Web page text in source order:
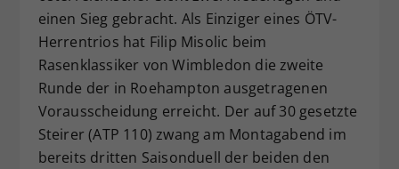
einen Sieg gebracht. Als Einziger eines ÖTV-
Herrentrios hat Filip Misolic beim
Rasenklassiker von Wimbledon die zweite
Runde der in Roehampton ausgetragenen
Vorausscheidung erreicht. Der auf 30 gesetzte
Steirer (ATP 110) zwang am Montagabend im
bereits dritten Saisonduell der beiden den
Zweck
Dieser Wert speichert Ihre Consent-
Einstellungen. Unter anderem eine
zufällig generierte ID, für die
historische Speicherung Ihrer
vorgenommen Einstellungen, falls der
Webseiten-Betreiber dies eingestellt
hat.